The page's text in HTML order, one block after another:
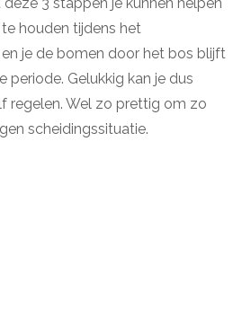
houden tijdens het
je de bomen door het bos blijft
periode. Gelukkig kan je dus
regelen. Wel zo prettig om zo
scheidingssituatie.